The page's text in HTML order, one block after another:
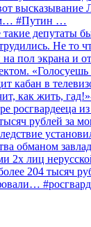
высказывание
#Путин …
депутаты
Не то
пол экрана и
«Голосуешь
кабан в
как жить,
росгвардееца
рублей за
обманом
2х лиц
204 тысяч